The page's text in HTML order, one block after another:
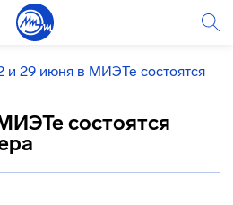
и 29 июня в МИЭТе состоятся
состоятся